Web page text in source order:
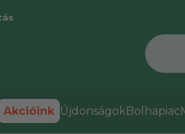
Akcióink ÚjdonságokBolhapiac